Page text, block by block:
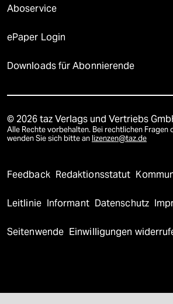
Aboservice
ePaper Login
Downloads für Abonnierende
© 2026 taz Verlags und Vertriebs
Alle Rechte vorbehalten. Bei rechtlichen Fragen
wenden Sie sich bitte an lizenzen@taz.de
Feedback Redaktionsstatut
Leitlinie Informant Datenschutz
Seitenwende Einwilligungen